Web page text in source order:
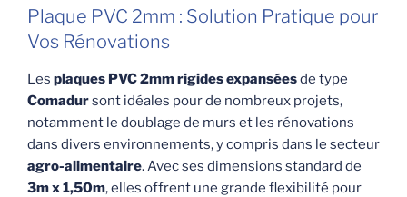
Plaque PVC 2mm : Solution Pratique pour
Vos Rénovations
Les plaques PVC 2mm rigides expanséesde type
Comadursont idéales pour de nombreux projets,
notamment le doublage de murs et les rénovations
dans divers environnements, y compris dans le secteur
agro-alimentaire. Avec ses dimensions standard de
3m x 1,50m, elles offrent une grande flexibilité pour